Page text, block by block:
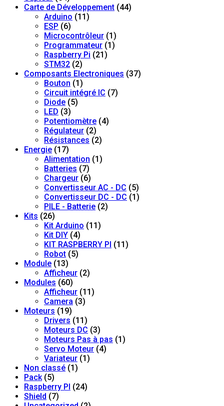
Carte de Développement (44)
Arduino (11)
ESP (6)
Microcontrôleur (1)
Programmateur (1)
Raspberry Pi (21)
STM32 (2)
Composants Electroniques (37)
Bouton (1)
Circuit intégré IC (7)
Diode (5)
LED (3)
Potentiomètre (4)
Régulateur (2)
Résistances (2)
Energie (17)
Alimentation (1)
Batteries (7)
Chargeur (6)
Convertisseur AC - DC (5)
Convertisseur DC - DC (1)
PILE - Batterie (2)
Kits (26)
Kit Arduino (11)
Kit DIY (4)
KIT RASPBERRY PI (11)
Robot (5)
Module (13)
Afficheur (2)
Modules (60)
Afficheur (11)
Camera (3)
Moteurs (19)
Drivers (11)
Moteurs DC (3)
Moteurs Pas à pas (1)
Servo Moteur (4)
Variateur (1)
Non classé (1)
Pack (5)
Raspberry PI (24)
Shield (7)